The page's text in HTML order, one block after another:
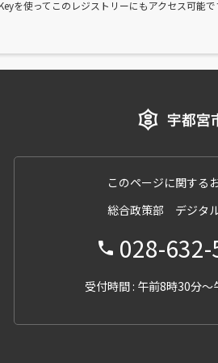
を使ってこのレジストリーにもアクセス可能で
このページに関する
総合政策部 デジタ
028-
受付時間 : 午前8時30分